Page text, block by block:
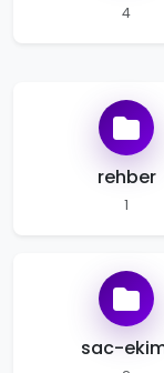
4
rehber
1
sac-